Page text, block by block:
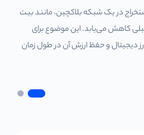
در یک شبکه بلاکچین، مانند بیت
کاهش می‌یابد. این موضوع برای
دیجیتال و حفظ ارزش آن در طول زمان